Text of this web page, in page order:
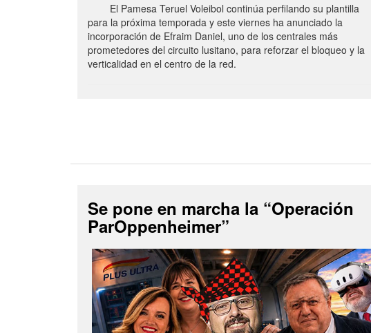
El Pamesa Teruel Voleibol continúa perfilando su plantilla
para la próxima temporada y este viernes ha anunciado la
incorporación de Efraim Daniel, uno de los centrales más
prometedores del circuito lusitano, para reforzar el bloqueo y la
verticalidad en el centro de la red.
Se pone en marcha la “Operación
ParOppenheimer”